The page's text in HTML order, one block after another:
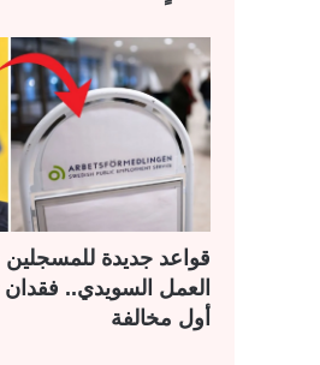
قواعد جديدة
العمل السويدي..
أول مخالفة